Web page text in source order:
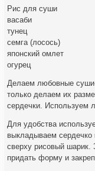
Рис для суши
васаби
тунец
семга (лосось)
японский омлет
огурец
Делаем любовные
только делаем их
сердечки. Используем
Для удобства
выкладываем сердечко
сверху рисовый шарик.
придать форму и